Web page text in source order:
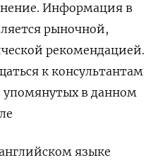
Информация в
рыночной,
рекомендацией.
к консультантам
в данном
языке